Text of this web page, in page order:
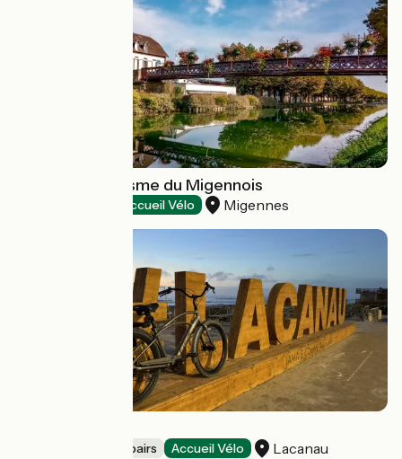
Office de Tourisme du Migennois
Accueil Vélo Migennes
Bicycle rentals/ repairs Accueil Vélo Lacanau